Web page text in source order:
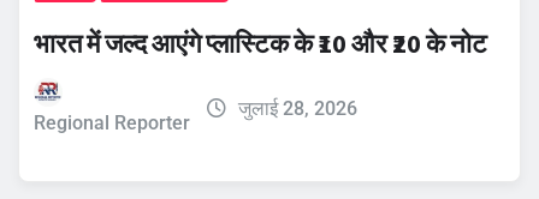
भारत में जल्द आएंगे प्लास्टिक के ₹10 और ₹20 के नोट
Regional Reporter
जुलाई 28, 2026